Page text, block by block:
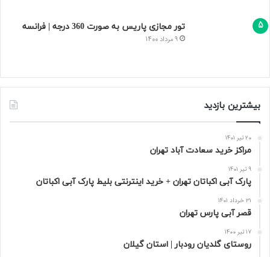
تور مجازی پاریس به صورت 360 درجه | فرانسه
9 مرداد 1400
بیشترین بازدید
20 تیر 1401
مراکز خرید سعادت‌ آباد تهران
9 تیر 1401
پارک آبی اکباتان تهران + خرید اینترنتی بلیط پارک آبی اکباتان
31 خرداد 1401
قصر آبی پارس تهران
17 تیر 1400
روستای گلدیان رودبار | استان گیلان